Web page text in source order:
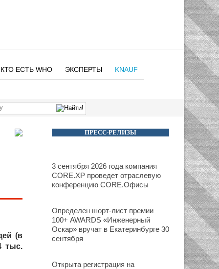
КТО ЕСТЬ WHO ЭКСПЕРТЫ KNAUF
(в
тыс.
ПРЕСС-РЕЛИЗЫ
3 сентября 2026 года компания
CORE.XP проведет отраслевую
конференцию CORE.Офисы
Определен шорт-лист премии
100+ AWARDS «Инженерный
Оскар» вручат в Екатеринбурге 30
сентября
Открыта регистрация на